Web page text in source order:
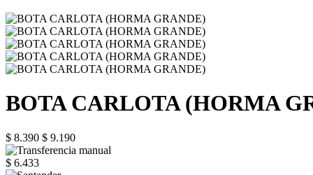
BOTA CARLOTA (HORMA
$ 8.390 $ 9.190
$ 6.433